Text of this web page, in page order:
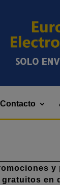
SOLO
Contacto